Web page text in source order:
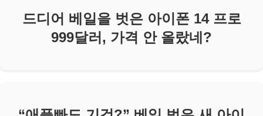
드디어 베일을 벗은 아이폰 14 프로
999달러, 가격 안 올랐네?